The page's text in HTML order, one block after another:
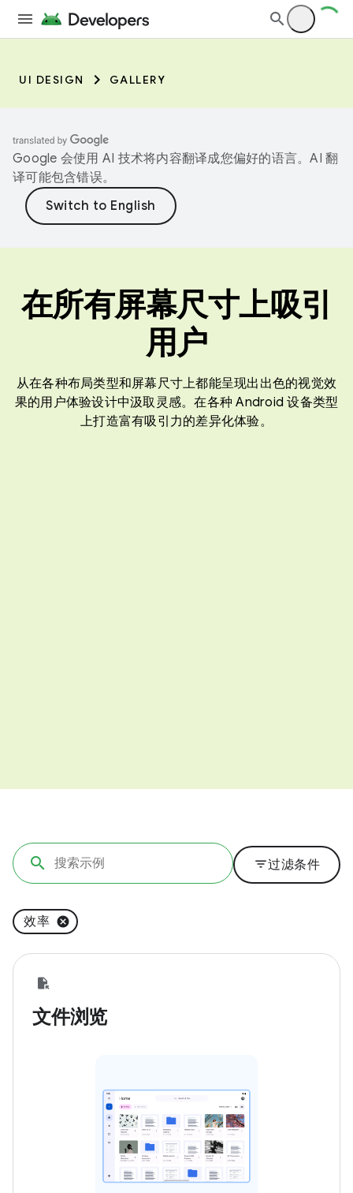
UI DESIGN GALLERY
Google 会使用 AI 技术将内容翻译成您偏好的语言。AI 翻
译可能包含错误。
在所有屏幕尺寸上吸引
用户
从在各种布局类型和屏幕尺寸上都能呈现出出色的视觉效
果的用户体验设计中汲取灵感。在各种 Android 设备类型
上打造富有吸引力的差异化体验。
filter_list过滤条件
效率
文件浏览